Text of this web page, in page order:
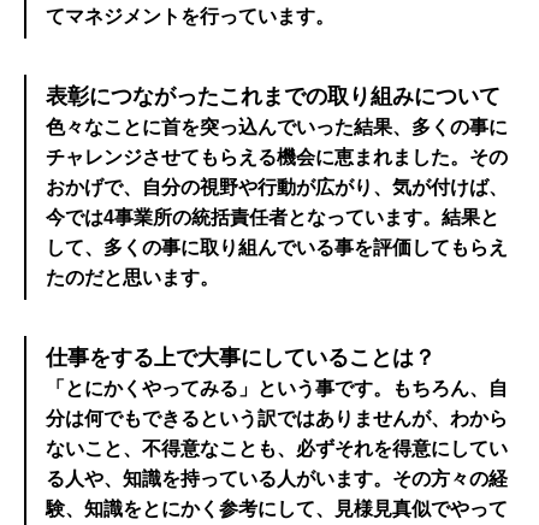
てマネジメントを行っています。
表彰につながったこれまでの取り組みについて
色々なことに首を突っ込んでいった結果、多くの事に
チャレンジさせてもらえる機会に恵まれました。その
おかげで、自分の視野や行動が広がり、気が付けば、
今では4事業所の統括責任者となっています。結果と
して、多くの事に取り組んでいる事を評価してもらえ
たのだと思います。
仕事をする上で大事にしていることは？
「とにかくやってみる」という事です。もちろん、自
分は何でもできるという訳ではありませんが、わから
ないこと、不得意なことも、必ずそれを得意にしてい
る人や、知識を持っている人がいます。その方々の経
験、知識をとにかく参考にして、見様見真似でやって